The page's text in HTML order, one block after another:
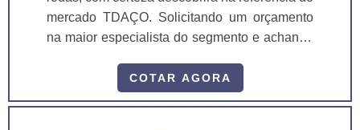
qualidade, a empresa oferece uma variedade
de itens como esc 1710 - escada plataforma
externa e atd 1020 - agitador de tintas com
soluções inovadoras e excelente custo-
benefício.Se diferenciando dentro de seu
segmento, a empresa consegue também
mercado TDAÇO. Solicitando um orçamento
na maior especialista do segmento e achando
atuação. Quando a busca é por escada para
estoque com rodas, com os melhores
COTAR AGORA